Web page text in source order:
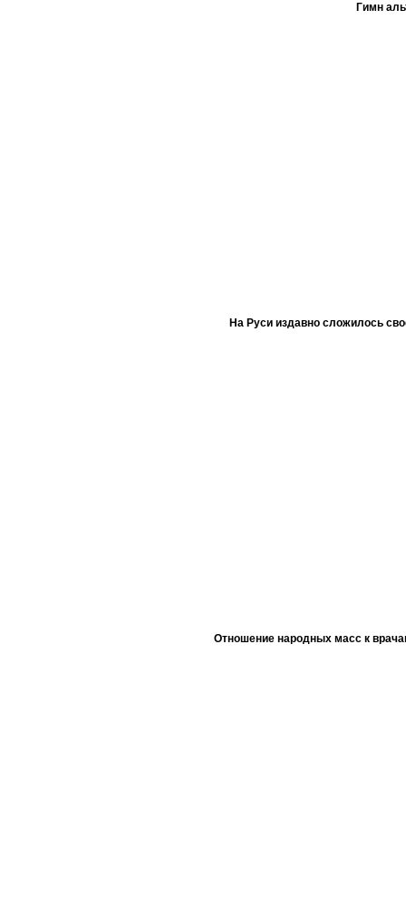
Гимн
На Руси издавно сложилось
Отношение народных масс к